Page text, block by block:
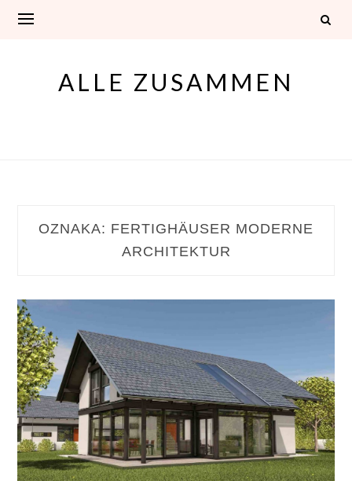
ALLE ZUSAMMEN
OZNAKA: FERTIGHÄUSER MODERNE
ARCHITEKTUR